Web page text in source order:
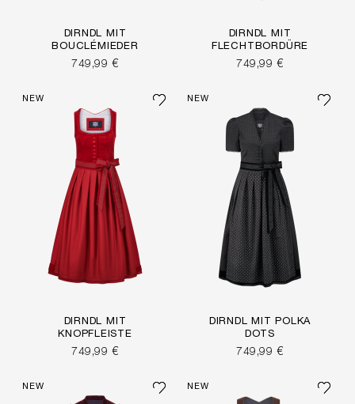
DIRNDL MIT
BOUCLÉMIEDER
749,99 €
DIRNDL MIT
FLECHTBORDÜRE
749,99 €
NEW
DIRNDL MIT
KNOPFLEISTE
749,99 €
NEW
DIRNDL MIT POLKA
DOTS
749,99 €
NEW NEW